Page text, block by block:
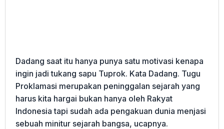
Dadang saat itu hanya punya satu motivasi kenapa
ingin jadi tukang sapu Tuprok. Kata Dadang. Tugu
Proklamasi merupakan peninggalan sejarah yang
harus kita hargai bukan hanya oleh Rakyat
Indonesia tapi sudah ada pengakuan dunia menjasi
sebuah minitur sejarah bangsa, ucapnya.